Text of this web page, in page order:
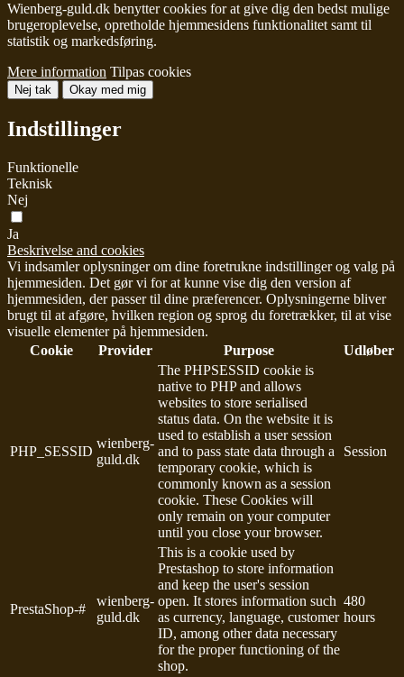
Wienberg-guld.dk benytter cookies for at give dig den bedst mulige
brugeroplevelse, opretholde hjemmesidens funktionalitet samt til
statistik og markedsføring.
Mere information Tilpas cookies
Nej tak Okay med mig
Indstillinger
Funktionelle
Teknisk
Nej
Ja
Beskrivelse and cookies
Vi indsamler oplysninger om dine foretrukne indstillinger og valg på
hjemmesiden. Det gør vi for at kunne vise dig den version af
hjemmesiden, der passer til dine præferencer. Oplysningerne bliver
brugt til at afgøre, hvilken region og sprog du foretrækker, til at vise
visuelle elementer på hjemmesiden.
Cookie
Provider Purpose Udløber
PHP_SESSID
wienberg-
guld.dk
The PHPSESSID cookie is
native to PHP and allows
websites to store serialised
status data. On the website it is
used to establish a user session
and to pass state data through a
temporary cookie, which is
commonly known as a session
cookie. These Cookies will
only remain on your computer
until you close your browser.
Session
PrestaShop-#
wienberg-
guld.dk
This is a cookie used by
Prestashop to store information
and keep the user's session
open. It stores information such
as currency, language, customer
ID, among other data necessary
for the proper functioning of the
shop.
480
hours